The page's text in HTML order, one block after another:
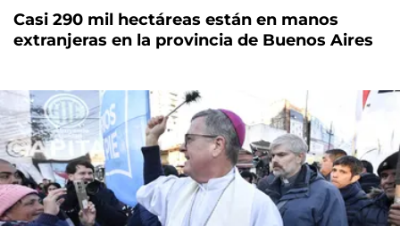
Casi 290 mil hectáreas están en manos
extranjeras en la provincia de Buenos Aires